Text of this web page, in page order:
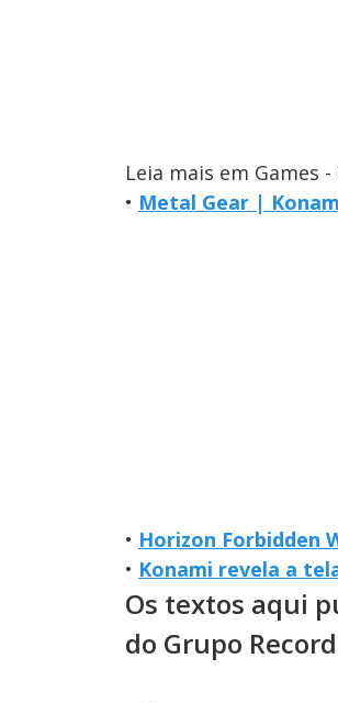
Leia mais em Games -
• Metal Gear |
• Horizon Forbidden
• Konami revela a
Os textos aqui
do Grupo